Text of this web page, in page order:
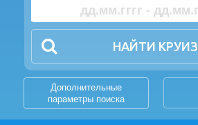
НАЙТИ КРУИЗ
Дополнительные
параметры поиска